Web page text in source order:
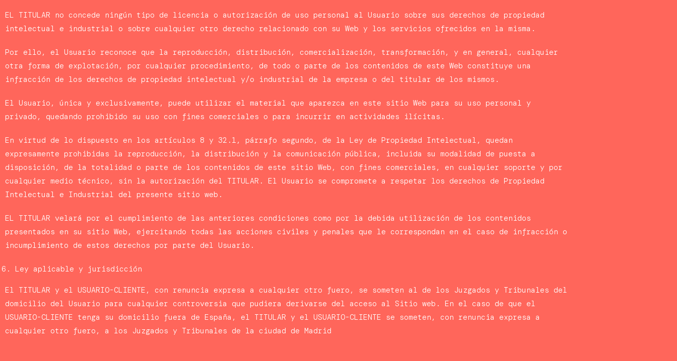
EL TITULAR no concede ningún tipo de licencia o autorización de uso personal al Usuario sobre sus derechos de propiedad
intelectual e industrial o sobre cualquier otro derecho relacionado con su Web y los servicios ofrecidos en la misma.
Por ello, el Usuario reconoce que la reproducción, distribución, comercialización, transformación, y en general, cualquier
otra forma de explotación, por cualquier procedimiento, de todo o parte de los contenidos de este Web constituye una
infracción de los derechos de propiedad intelectual y/o industrial de la empresa o del titular de los mismos.
El Usuario, única y exclusivamente, puede utilizar el material que aparezca en este sitio Web para su uso personal y
privado, quedando prohibido su uso con fines comerciales o para incurrir en actividades ilícitas.
En virtud de lo dispuesto en los artículos 8 y 32.1, párrafo segundo, de la Ley de Propiedad Intelectual, quedan
expresamente prohibidas la reproducción, la distribución y la comunicación pública, incluida su modalidad de puesta a
disposición, de la totalidad o parte de los contenidos de este sitio Web, con fines comerciales, en cualquier soporte y por
cualquier medio técnico, sin la autorización del TITULAR. El Usuario se compromete a respetar los derechos de Propiedad
Intelectual e Industrial del presente sitio web.
EL TITULAR velará por el cumplimiento de las anteriores condiciones como por la debida utilización de los contenidos
presentados en su sitio Web, ejercitando todas las acciones civiles y penales que le correspondan en el caso de infracción o
incumplimiento de estos derechos por parte del Usuario.
Ley aplicable y jurisdicción
El TITULAR y el USUARIO-CLIENTE, con renuncia expresa a cualquier otro fuero, se someten al de los Juzgados y Tribunales del
domicilio del Usuario para cualquier controversia que pudiera derivarse del acceso al Sitio web. En el caso de que el
USUARIO-CLIENTE tenga su domicilio fuera de España, el TITULAR y el USUARIO-CLIENTE se someten, con renuncia expresa a
cualquier otro fuero, a los Juzgados y Tribunales de la ciudad de Madrid